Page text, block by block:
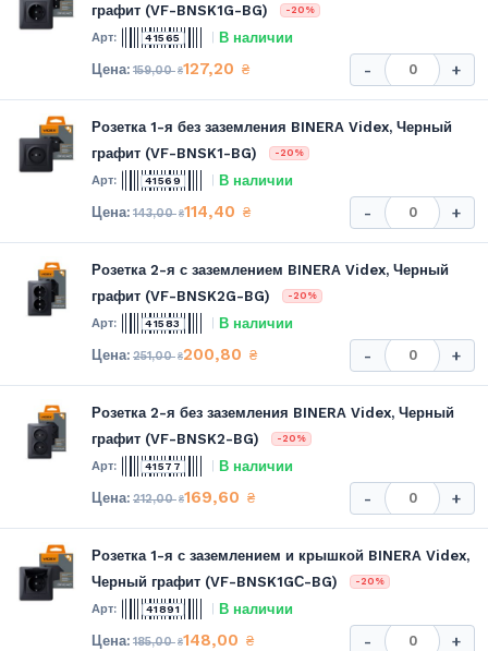
графит (VF-BNSK1G-BG)
-20%
41565 В наличии
159,00₴127,20 ₴ - +
Розетка 1-я без заземления BINERA Videx, Черный
графит (VF-BNSK1-BG)
-20%
41569 В наличии
143,00₴114,40 ₴ - +
Розетка 2-я с заземлением BINERA Videx, Черный
графит (VF-BNSK2G-BG)
-20%
41583 В наличии
251,00₴200,80 ₴ - +
Розетка 2-я без заземления BINERA Videx, Черный
графит (VF-BNSK2-BG)
-20%
41577 В наличии
212,00₴169,60 ₴ - +
Розетка 1-я с заземлением и крышкой BINERA Videx,
Черный графит (VF-BNSK1GС-BG)
-20%
41891 В наличии
185,00₴148,00 ₴ - +